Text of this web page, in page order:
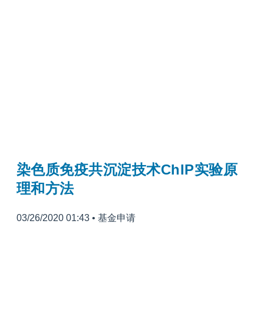
染色质免疫共沉淀技术ChIP实验原
理和方法
03/26/2020 01:43 • 基金申请